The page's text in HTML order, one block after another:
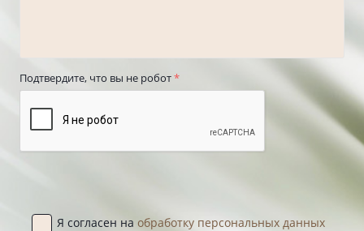
Подтвердите, что вы не робот*
Я согласен на обработку персональных данных